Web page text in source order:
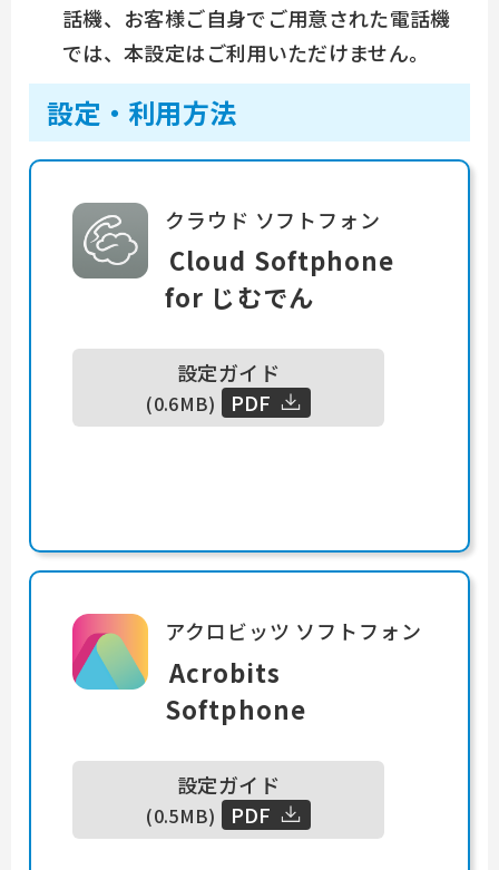
話機、お客様ご自身でご用意された電話機
では、本設定はご利用いただけません。
設定・利用方法
クラウド ソフトフォン
Cloud Softphone
for じむでん
設定ガイド
(0.6MB) PDF
アクロビッツ ソフトフォン
Acrobits
Softphone
設定ガイド
(0.5MB) PDF